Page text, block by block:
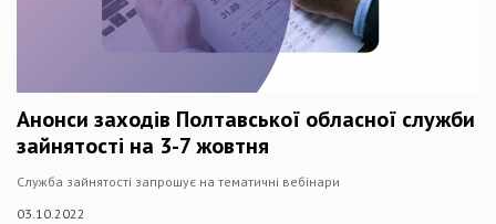
Анонси заходів Полтавської обласної служби
зайнятості на 3-7 жовтня
Служба зайнятості запрошує на тематичні вебінари
03.10.2022